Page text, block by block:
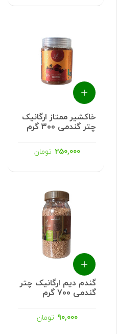
خاکشیر ممتاز ارگانیک
چتر گندمی 300 گرم
250,000 تومان
گندم دیم ارگانیک چتر
گندمی 700 گرم
90,000 تومان